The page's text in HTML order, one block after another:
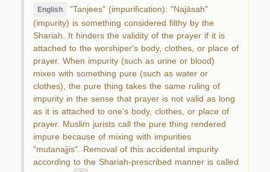
English "Tanjees" (impurification): "Najāsah"
(impurity) is something considered filthy by the
Shariah. It hinders the validity of the prayer if it is
attached to the worshiper's body, clothes, or place of
prayer. When impurity (such as urine or blood)
mixes with something pure (such as water or
clothes), the pure thing takes the same ruling of
impurity in the sense that prayer is not valid as long
as it is attached to one's body, clothes, or place of
prayer. Muslim jurists call the pure thing rendered
impure because of mixing with impurities
"mutanajjis". Removal of this accidental impurity
according to the Shariah-prescribed manner is called